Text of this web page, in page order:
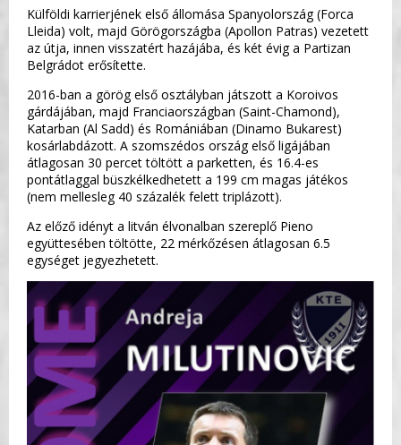
Külföldi karrierjének első állomása Spanyolország (Forca
Lleida) volt, majd Görögországba (Apollon Patras) vezetett
az útja, innen visszatért hazájába, és két évig a Partizan
Belgrádot erősítette.
2016-ban a görög első osztályban játszott a Koroivos
gárdájában, majd Franciaországban (Saint-Chamond),
Katarban (Al Sadd) és Romániában (Dinamo Bukarest)
kosárlabdázott. A szomszédos ország első ligájában
átlagosan 30 percet töltött a parketten, és 16.4-es
pontátlaggal büszkélkedhetett a 199 cm magas játékos
(nem mellesleg 40 százalék felett triplázott).
Az előző idényt a litván élvonalban szereplő Pieno
együttesében töltötte, 22 mérkőzésen átlagosan 6.5
egységet jegyezhetett.